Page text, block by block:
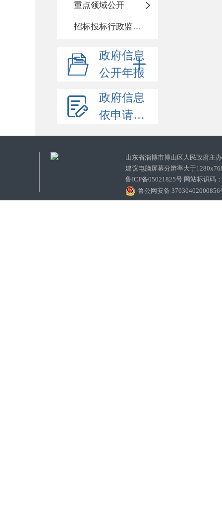
重点领域公开
招标投标行政监督责任清单
政府信息
公开年报
政府信息
依申请公开
山东省淄博市博山区人民政府
建议电脑屏幕分辨率大于
鲁ICP备05021825号 网站标识码
鲁公网安备 37030402000856